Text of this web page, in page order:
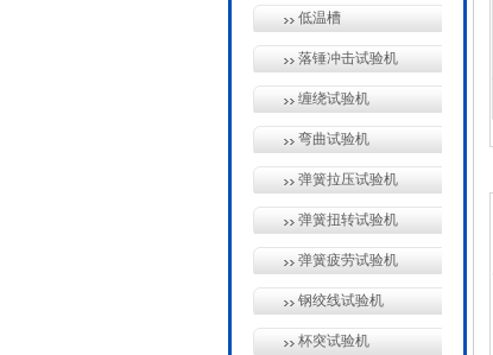
低温槽
落锤冲击试验机
缠绕试验机
弯曲试验机
弹簧拉压试验机
弹簧扭转试验机
弹簧疲劳试验机
钢绞线试验机
杯突试验机